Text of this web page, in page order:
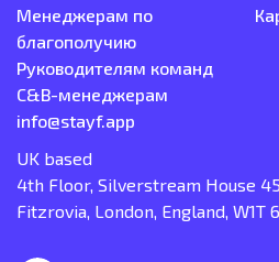
Менеджерам по
благополучию
Руководителям команд
C&B-менеджерам
info@stayf.app
UK based
4th Floor, Silverstream House
Fitzrovia, London, England, W1T